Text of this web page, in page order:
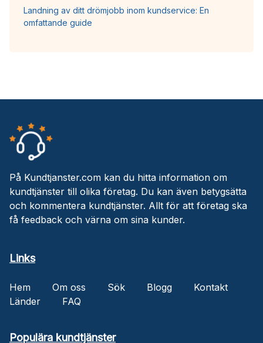
Landning av ditt drömjobb inom kundservice: En
omfattande guide
På Kundtjanster.com kan du hitta information om
kundtjänster till olika företag. Du kan även betygsätta
och kommentera kundtjänster. Allt för att företag ska
få feedback och värna om sina kunder.
Links
Hem Om oss Sök Blogg
Kontakt
Länder
FAQ
Populära kundtjänster